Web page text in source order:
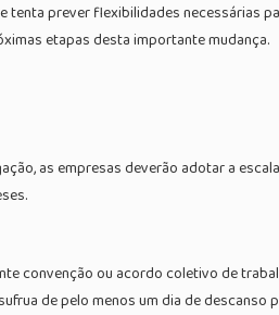
tenta prever flexibilidades necessárias
etapas desta importante mudança.
as empresas deverão adotar a
convenção ou acordo coletivo de
de pelo menos um dia de descanso